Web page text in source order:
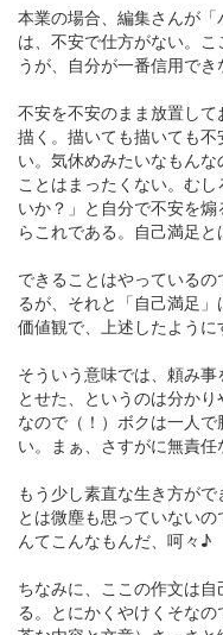
本業の場合、編集さんが
は、不安で仕方がない。
うが、自分が一番信用でき
不安を不安のまま放置し
描く。描いても描いても
い。気休めみたいなもん
ことはまったくない。む
いか？」と自分で不安を
らこれである。自己満足と
できることはやっている
るが、それと「自己満足
価値観で、上述したように
そういう意味では、頼み
とせた、というのは分か
なので（！）ボクは一人
い。まぁ、さすがに無責任
もう少し素直な生き方が
とは微塵も思っていない
んてこんなもんだ、呵々♪
ちなみに、ここの作文は
る。とにかくやけくそな